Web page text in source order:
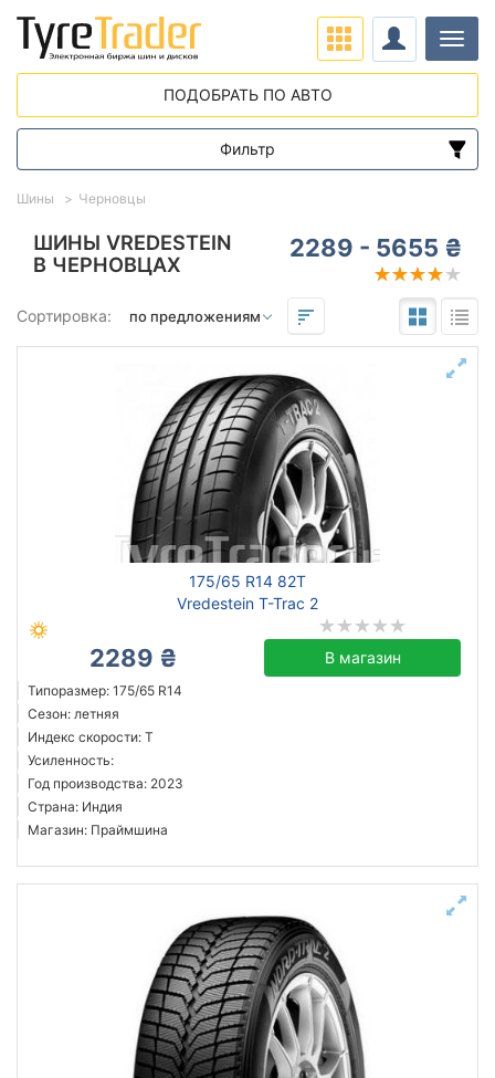
ШИНЫ VREDESTEIN
В ЧЕРНОВЦАХ
2289 - 5655 ₴
Сортировка:
175/65 R14 82T
Vredestein T-Trac 2
2289 ₴ В магазин
Типоразмер: 175/65 R14
Сезон: летняя
Индекс скорости: T
Усиленность:
Год производства: 2023
Страна: Индия
Магазин: Праймшина
Шины Черновцы
ПОДОБРАТЬ ПО АВТО
Фильтр
Диапазон цен
от
Тип транспортного средства
Усиленная шина
Год производства
Страна производства
Черновцы
Сбросить Подобрать